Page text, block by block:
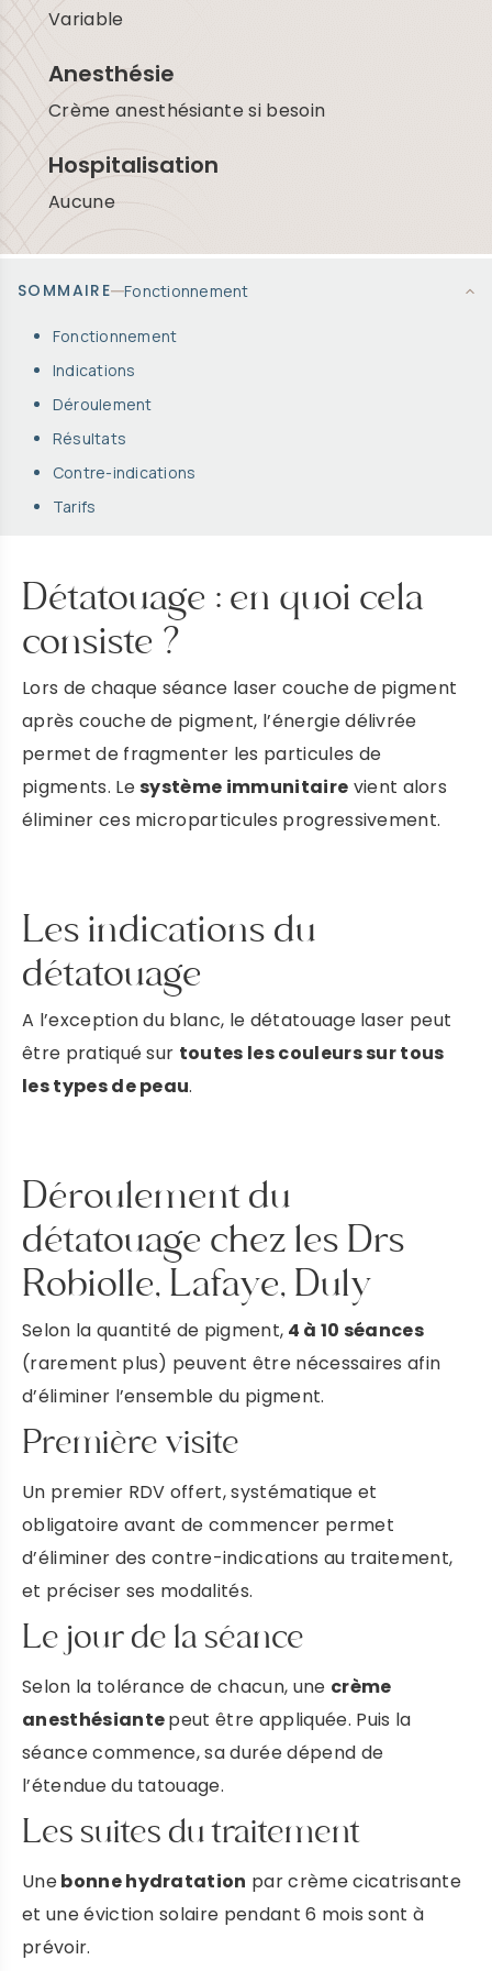
Variable
Anesthésie
Crème anesthésiante si besoin
Hospitalisation
Aucune
SOMMAIRE Fonctionnement
Fonctionnement
Indications
Déroulement
Résultats
Contre-indications
Tarifs
Détatouage : en quoi cela
consiste ?
Lors de chaque séance laser couche de pigment
après couche de pigment, l’énergie délivrée
permet de fragmenter les particules de
pigments. Le système immunitaire vient alors
éliminer ces microparticules progressivement.
Les indications du
détatouage
A l’exception du blanc, le détatouage laser peut
être pratiqué sur toutes les couleurs sur tous
les types de peau.
Déroulement du
détatouage chez les Drs
Robiolle, Lafaye, Duly
Selon la quantité de pigment, 4 à 10 séances
(rarement plus) peuvent être nécessaires afin
d’éliminer l’ensemble du pigment.
Première visite
Un premier RDV offert, systématique et
obligatoire avant de commencer permet
d’éliminer des contre-indications au traitement,
et préciser ses modalités.
Le jour de la séance
Selon la tolérance de chacun, une crème
anesthésiantepeut être appliquée. Puis la
séance commence, sa durée dépend de
l’étendue du tatouage.
Les suites du traitement
Unebonne hydratation par crème cicatrisante
et une éviction solaire pendant 6 mois sont à
prévoir.